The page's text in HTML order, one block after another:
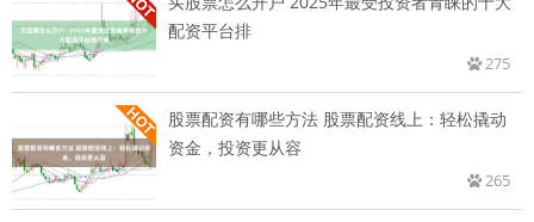
配资平台排
275
股票配资有哪些方法 股票配资线上：轻松撬动
资金，投资更从容
265